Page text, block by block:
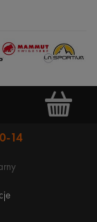
14